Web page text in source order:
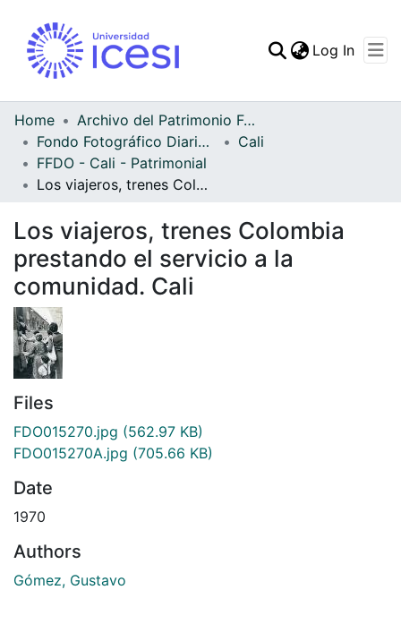
Statistics
Log In
Home
Archivo del Patrimonio Fotográfico y Fílmico del Valle del Cauca
Fondo Fotográfico Diario Occidente
Cali
FFDO - Cali - Patrimonial
Los viajeros, trenes Colombia prestando el servicio a la comunidad. Cali
Los viajeros, trenes Colombia
prestando el servicio a la
comunidad. Cali
Files
FDO015270.jpg (562.97 KB)
FDO015270A.jpg (705.66 KB)
Date
1970
Authors
Gómez, Gustavo